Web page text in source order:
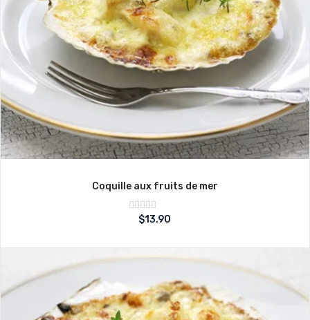
Coquille aux fruits de mer
Note
sur
$13.90